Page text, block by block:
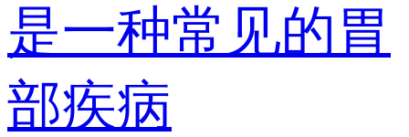
是一种常见的胃
部疾病